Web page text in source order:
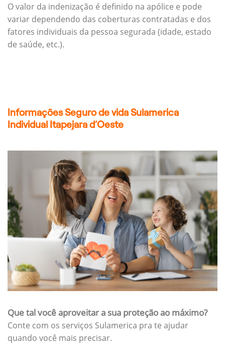
O valor da indenização é definido na apólice e pode
variar dependendo das coberturas contratadas e dos
fatores individuais da pessoa segurada (idade, estado
de saúde, etc.).
Informações Seguro de vida Sulamerica
Individual Itapejara d’Oeste
Que tal você aproveitar a sua proteção ao máximo?
Conte com os serviços Sulamerica pra te ajudar
quando você mais precisar.